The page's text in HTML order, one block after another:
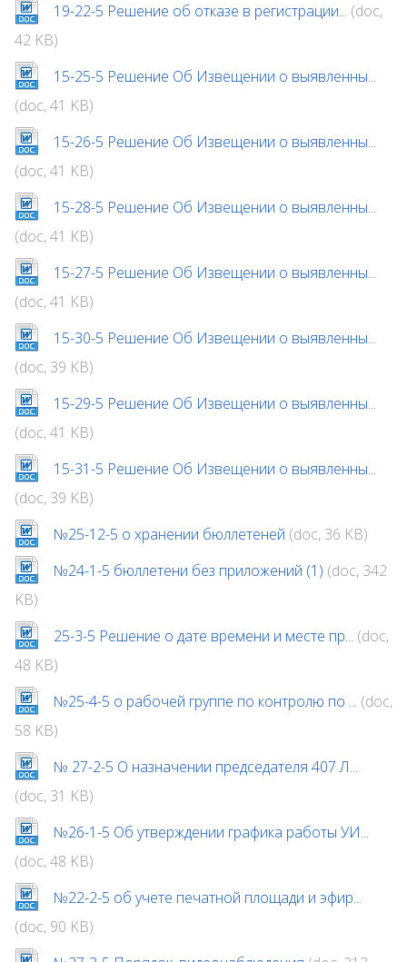
19-22-5 Решение об отказе в регистрации... (doc,
42 KB)
15-25-5 Решение Об Извещении о выявленны...
(doc, 41 KB)
15-26-5 Решение Об Извещении о выявленны...
(doc, 41 KB)
15-28-5 Решение Об Извещении о выявленны...
(doc, 41 KB)
15-27-5 Решение Об Извещении о выявленны...
(doc, 41 KB)
15-30-5 Решение Об Извещении о выявленны...
(doc, 39 KB)
15-29-5 Решение Об Извещении о выявленны...
(doc, 41 KB)
15-31-5 Решение Об Извещении о выявленны...
(doc, 39 KB)
№25-12-5 о хранении бюллетеней (doc, 36 KB)
№24-1-5 бюллетени без приложений (1) (doc, 342
KB)
25-3-5 Решение о дате времени и месте пр... (doc,
48 KB)
№25-4-5 о рабочей группе по контролю по ... (doc,
58 KB)
№ 27-2-5 О назначении председателя 407 Л...
(doc, 31 KB)
№26-1-5 Об утверждении графика работы УИ...
(doc, 48 KB)
№22-2-5 об учете печатной площади и эфир...
(doc, 90 KB)